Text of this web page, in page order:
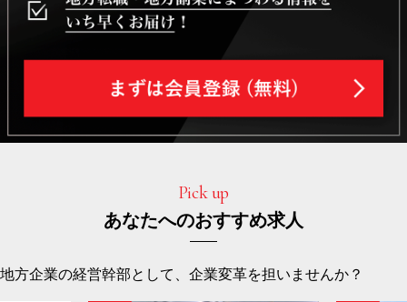
あなたへのおすすめ求人
Pick up
地方企業の経営幹部として、企業変革を担いませんか？